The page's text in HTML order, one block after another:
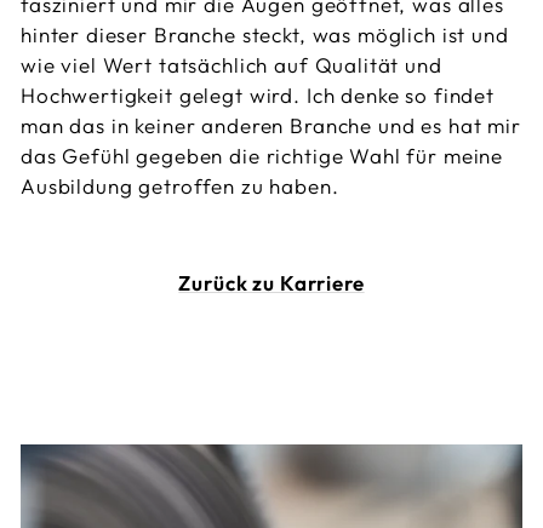
hinter dieser Branche steckt, was möglich ist und
wie viel Wert tatsächlich auf Qualität und
Hochwertigkeit gelegt wird. Ich denke so findet
man das in keiner anderen Branche und es hat mir
das Gefühl gegeben die richtige Wahl für meine
Ausbildung getroffen zu haben.
Zurück zu Karriere